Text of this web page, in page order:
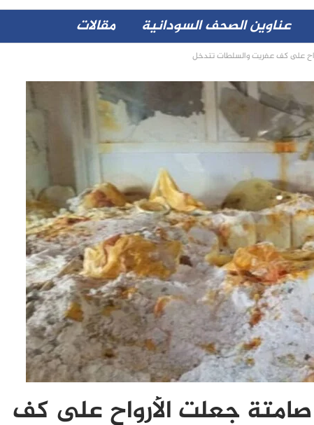
عناوين الصحف السودانية مقالات
على كف عفريت والسلطات تتدخل
صامتة جعلت الأرواح على كف